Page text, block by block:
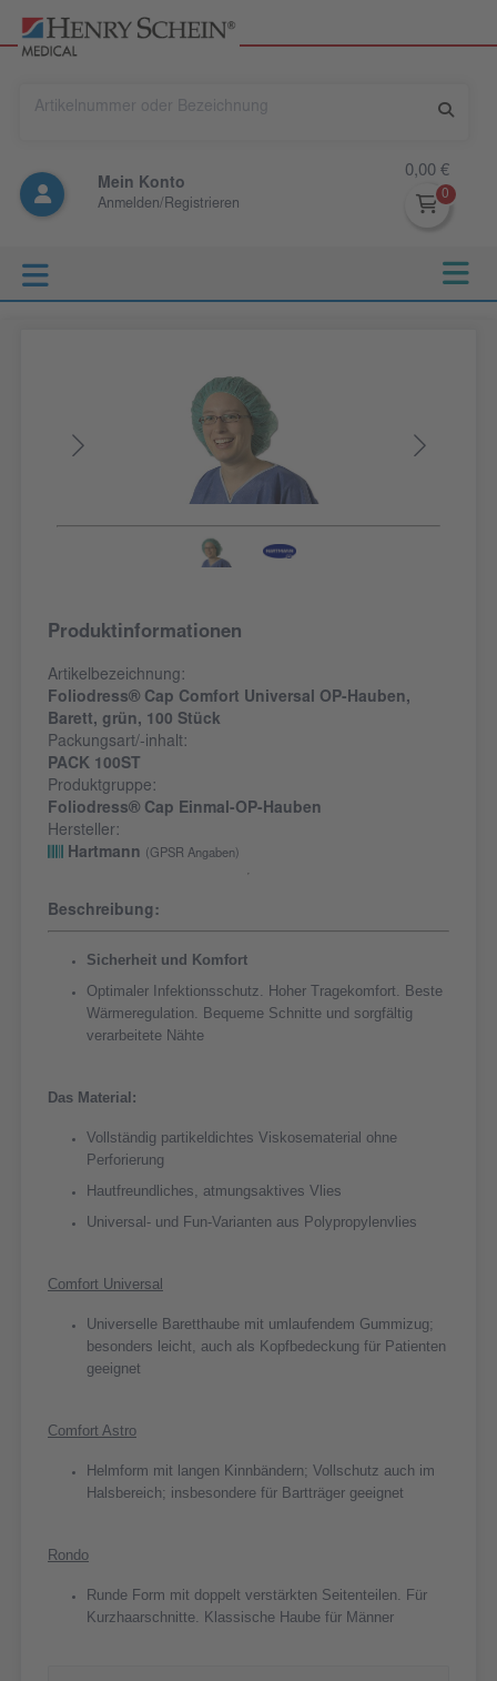
Mein Konto
Anmelden/Registrieren
0,00 €
Produktinformationen
Artikelbezeichnung:
Foliodress® Cap Comfort Universal OP-Hauben,
Barett, grün, 100 Stück
Packungsart/-inhalt:
PACK 100ST
Produktgruppe:
Foliodress® Cap Einmal-OP-Hauben
Hersteller:
Hartmann
(GPSR Angaben)
Beschreibung:
Sicherheit und Komfort
Optimaler Infektionsschutz. Hoher Tragekomfort. Beste
Wärmeregulation. Bequeme Schnitte und sorgfältig
verarbeitete Nähte
Das Material:
Vollständig partikeldichtes Viskosematerial ohne
Perforierung
Hautfreundliches, atmungsaktives Vlies
Universal- und Fun-Varianten aus Polypropylenvlies
Comfort Universal
Universelle Baretthaube mit umlaufendem Gummizug;
besonders leicht, auch als Kopfbedeckung für Patienten
geeignet
Comfort Astro
Helmform mit langen Kinnbändern; Vollschutz auch im
Halsbereich; insbesondere für Bartträger geeignet
Rondo
Runde Form mit doppelt verstärkten Seitenteilen. Für
Kurzhaarschnitte. Klassische Haube für Männer